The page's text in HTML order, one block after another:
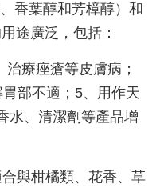
香葉醇和芳樟醇）和
途廣泛，包括：
療痤瘡等皮膚病；
部不適；5、用作天
水、清潔劑等產品增
與柑橘類、花香、草